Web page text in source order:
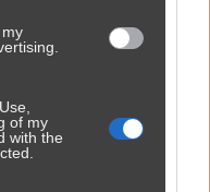
of my
with the
myślowy;-))